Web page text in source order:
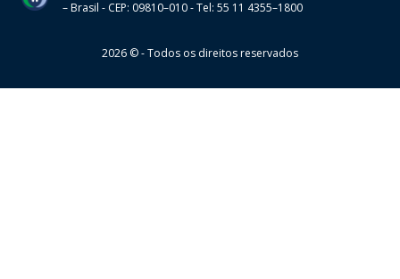
– Brasil - CEP: 09810–010 - Tel: 55 11 4355–1800
2026 © - Todos os direitos reservados